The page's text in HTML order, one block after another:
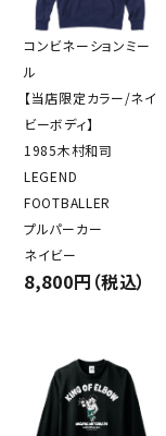
コンビネーションミー
ル
【当店限定カラー/ネイ
ビーボディ】
1985木村和司
LEGEND
FOOTBALLER
プルパーカー
ネイビー
8,800円（税込）